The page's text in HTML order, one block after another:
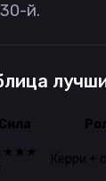
й.
Сила
Керри +